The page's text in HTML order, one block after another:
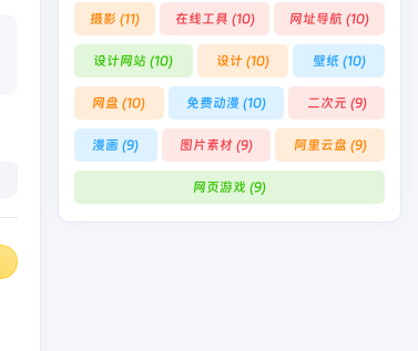
摄影 (11) 在线工具 (10) 网址导航 (10)
设计网站 (10) 设计 (10) 壁纸 (10)
网盘 (10) 免费动漫 (10) 二次元 (9)
漫画 (9) 图片素材 (9) 阿里云盘 (9)
网页游戏 (9)